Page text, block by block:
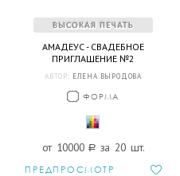
АМАДЕУС - СВАДЕБНОЕ
ПРИГЛАШЕНИЕ №2
АВТОР: ЕЛЕНА ВЫРОДОВА
ФОРМА
от 10000 aза 20 шт.
ПРЕДПРОСМОТР